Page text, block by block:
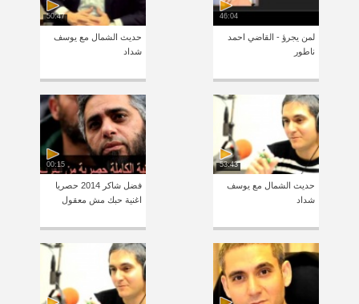
46:04
لمن يجرؤ - القاضي احمد
ناطور
50:47
حديث الشمال مع يوسف
شداد
53:43
حديث الشمال مع يوسف
شداد
00:15
فضل شاكر 2014 حصريا
اغنية حبك مش معقول